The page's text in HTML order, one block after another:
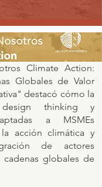
Climate Action:
Globales de Valor
destacó cómo la
thinking y
a MSMEs
acción climática y
de actores
globales de